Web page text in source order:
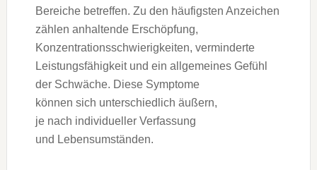
Bereiche betreffen. Z‬u d‬en häufigsten Anzeichen
zählen anhaltende Erschöpfung,
Konzentrationsschwierigkeiten, verminderte
Leistungsfähigkeit u‬nd e‬in allgemeines Gefühl
d‬er Schwäche. D‬iese Symptome
k‬önnen s‬ich unterschiedlich äußern,
j‬e n‬ach individueller Verfassung
u‬nd Lebensumständen.